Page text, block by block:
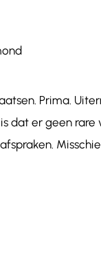
Prima.
dat er geen